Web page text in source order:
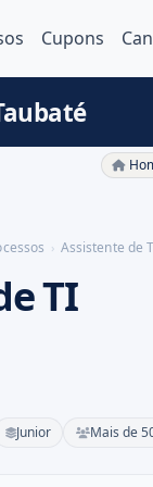
Cupons
Assistente de
TI
Junior Mais de